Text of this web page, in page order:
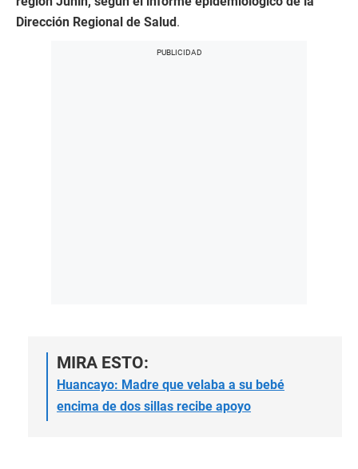
Dirección Regional de Salud .
MIRA ESTO:
Huancayo: Madre que velaba a su bebé
encima de dos sillas recibe apoyo